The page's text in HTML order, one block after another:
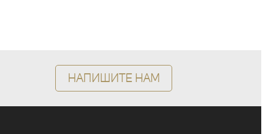
Напишите нам